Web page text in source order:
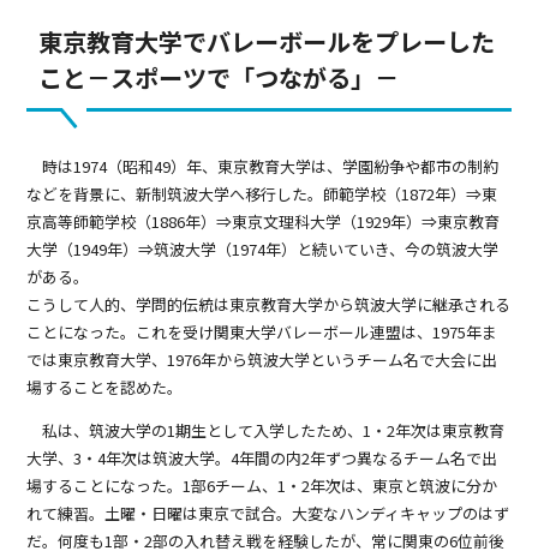
東京教育大学でバレーボールをプレーした
こと－スポーツで「つながる」－
時は1974（昭和49）年、東京教育大学は、学園紛争や都市の制約
などを背景に、新制筑波大学へ移行した。師範学校（1872年）⇒東
京高等師範学校（1886年）⇒東京文理科大学（1929年）⇒東京教育
大学（1949年）⇒筑波大学（1974年）と続いていき、今の筑波大学
がある。
こうして人的、学問的伝統は東京教育大学から筑波大学に継承される
ことになった。これを受け関東大学バレーボール連盟は、1975年ま
では東京教育大学、1976年から筑波大学というチーム名で大会に出
場することを認めた。
私は、筑波大学の1期生として入学したため、1・2年次は東京教育
大学、3・4年次は筑波大学。4年間の内2年ずつ異なるチーム名で出
場することになった。1部6チーム、1・2年次は、東京と筑波に分か
れて練習。土曜・日曜は東京で試合。大変なハンディキャップのはず
だ。何度も1部・2部の入れ替え戦を経験したが、常に関東の6位前後